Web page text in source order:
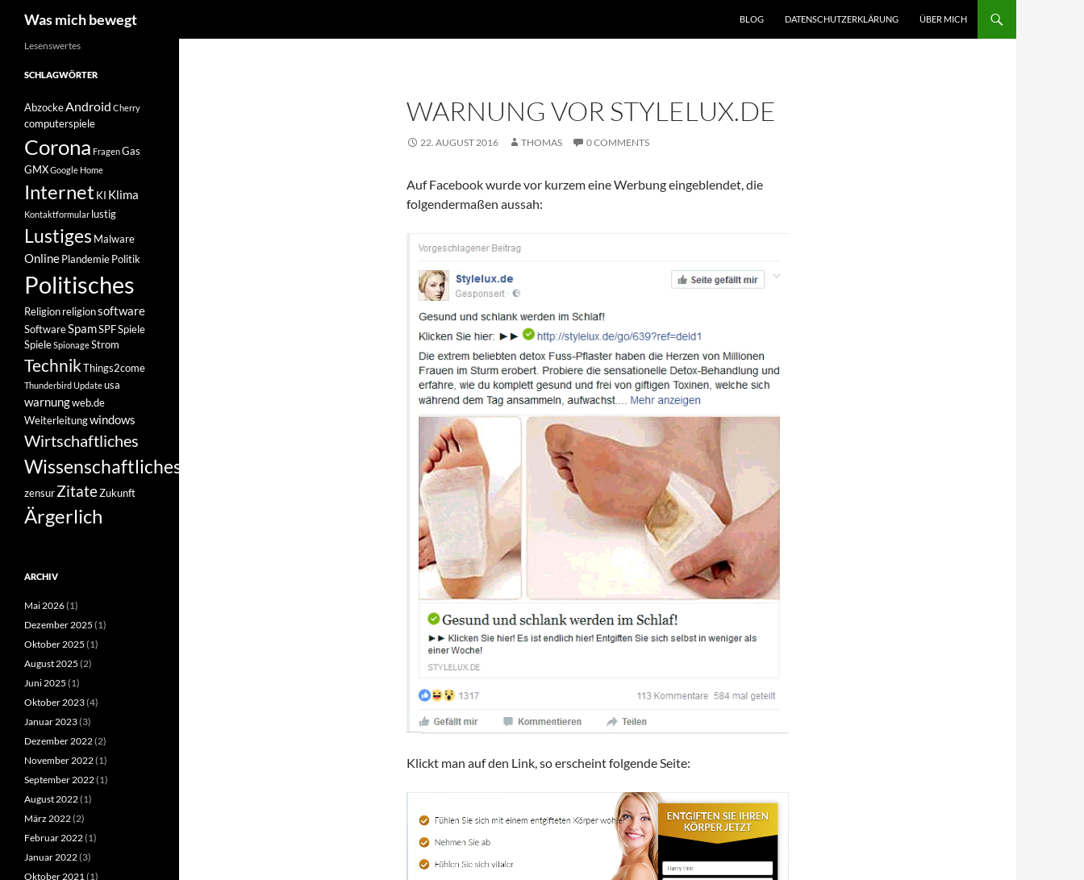
Was mich bewegt BLOG DATENSCHUTZERKLÄRUNG ÜBER MICH
WARNUNG VOR STYLELUX.DE
22. AUGUST 2016 THOMAS 0 COMMENTS
Auf Facebook wurde vor kurzem eine Werbung eingeblendet, die
folgendermaßen aussah:
Klickt man auf den Link, so erscheint folgende Seite:
Lesenswertes
SCHLAGWÖRTER
AbzockeAndroid Cherry
computerspiele
Corona FragenGas
GMXGoogle Home
InternetKI Klima
Kontaktformular lustig
Lustiges Malware
OnlinePlandemiePolitik
Politisches
Religionreligionsoftware
SoftwareSpamSPFSpiele
SpieleSpionageStrom
TechnikThings2come
ThunderbirdUpdateusa
warnungweb.de
Weiterleitungwindows
Wirtschaftliches
Wissenschaftliches
zensurZitateZukunft
Ärgerlich
ARCHIV
Mai 2026(1)
Dezember 2025 (1)
Oktober 2025 (1)
August 2025 (2)
Juni 2025 (1)
Oktober 2023(4)
Januar 2023(3)
Dezember 2022(2)
November 2022(1)
September 2022(1)
August 2022(1)
März 2022(2)
Februar 2022(1)
Januar 2022(3)
Oktober 2021(1)